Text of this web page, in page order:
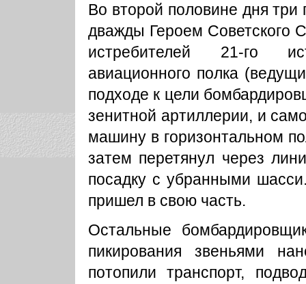
Во второй половине дня три
дважды Героем Советского
истребителей 21-го
авиационного полка
подходе к цели
зенитной артиллерии, и
машину в горизонтальном
затем перетянул через
посадку с убранными
пришел в свою часть.
Остальные
пикирования звеньями
потопили транспорт,